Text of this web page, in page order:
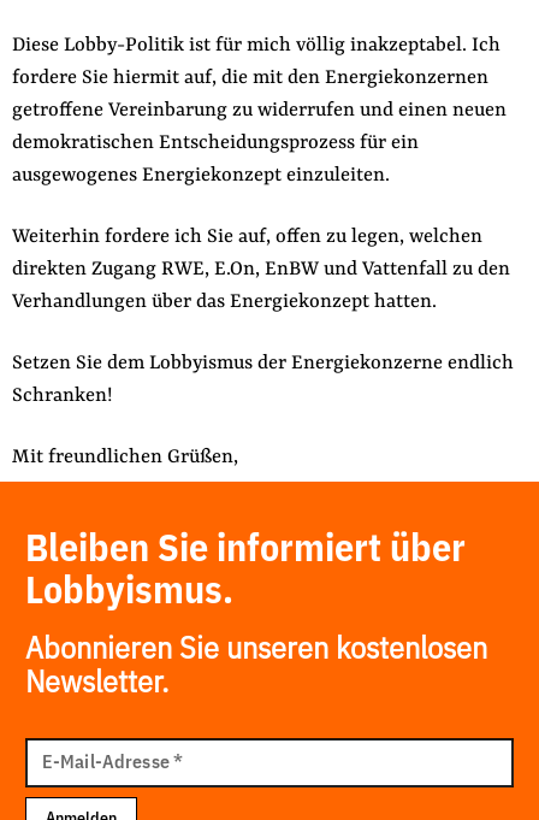
Diese Lobby-Politik ist für mich völlig inakzeptabel. Ich
fordere Sie hiermit auf, die mit den Energiekonzernen
getroffene Vereinbarung zu widerrufen und einen neuen
demokratischen Entscheidungsprozess für ein
ausgewogenes Energiekonzept einzuleiten.
Weiterhin fordere ich Sie auf, offen zu legen, welchen
direkten Zugang RWE, E.On, EnBW und Vattenfall zu den
Verhandlungen über das Energiekonzept hatten.
Setzen Sie dem Lobbyismus der Energiekonzerne endlich
Schranken!
Mit freundlichen Grüßen,
Bleiben Sie informiert über
Lobbyismus.
Abonnieren Sie unseren kostenlosen
Newsletter.
Mail
Adresse
E-Mail-Adresse*